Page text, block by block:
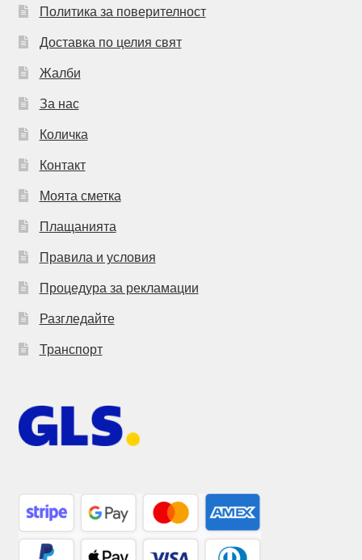
Политика за поверителност
Доставка по целия свят
Жалби
За нас
Количка
Контакт
Моята сметка
Плащанията
Правила и условия
Процедура за рекламации
Разгледайте
Транспорт